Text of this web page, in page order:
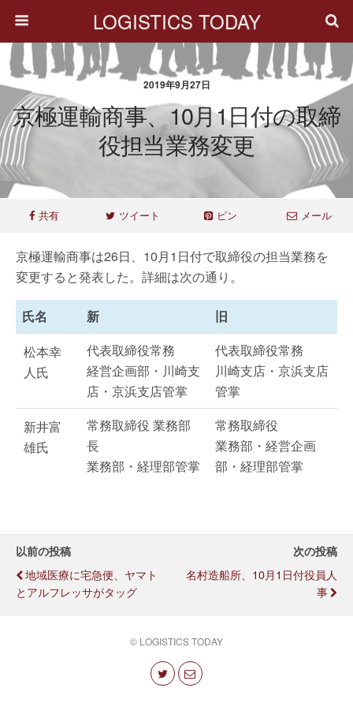
LOGISTICS TODAY
2019年9月27日
京極運輸商事、10月1日付の取締
役担当業務変更
共有 ツイート ピン メール
京極運輸商事は26日、10月1日付で取締役の担当業務を
変更すると発表した。詳細は次の通り。
氏名 新
旧
松本幸
人氏
代表取締役常務
経営企画部・川崎支
店・京浜支店管掌
代表取締役常務
川崎支店・京浜支店
管掌
新井富
雄氏
常務取締役 業務部
長
業務部・経理部管掌
常務取締役
業務部・経営企画
部・経理部管掌
以前の投稿
地域医療に宅急便、ヤマト
とアルフレッサがタッグ
次の投稿
名村造船所、10月1日付役員人
事
© LOGISTICS TODAY